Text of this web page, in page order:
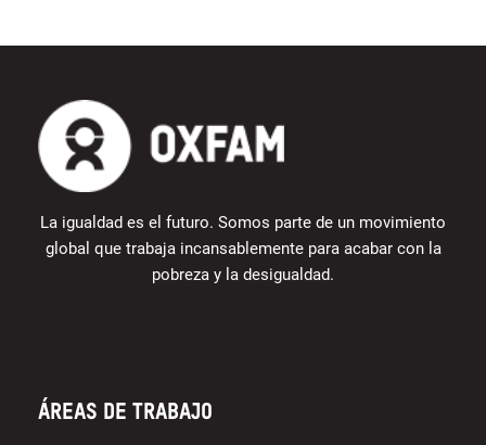
La igualdad es el futuro. Somos parte de un movimiento
global que trabaja incansablemente para acabar con la
pobreza y la desigualdad.
Áreas de trabajo